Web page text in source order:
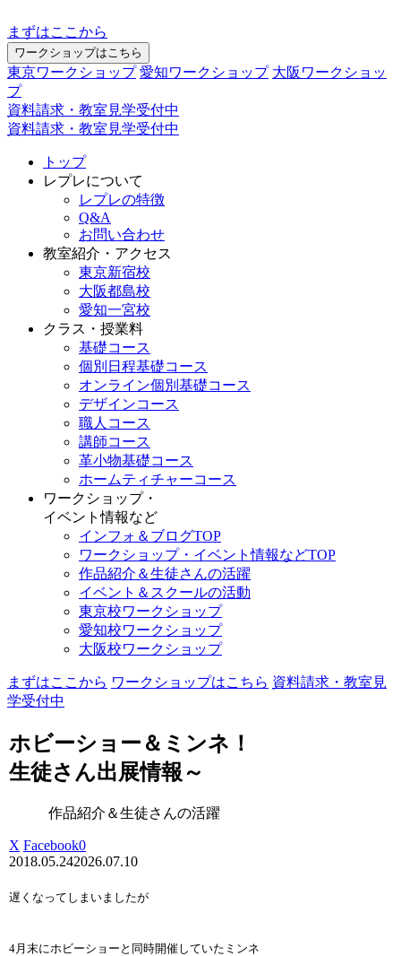
まずはここから
ワークショップはこちら
東京ワークショップ 愛知ワークショップ 大阪ワークショッ
プ
資料請求・教室見学受付中
資料請求・教室見学受付中
トップ
レプレについて
レプレの特徴
Q&A
お問い合わせ
教室紹介・アクセス
東京新宿校
大阪都島校
愛知一宮校
クラス・授業料
基礎コース
個別日程基礎コース
オンライン個別基礎コース
デザインコース
職人コース
講師コース
革小物基礎コース
ホームティチャーコース
ワークショップ・
イベント情報など
インフォ＆ブログTOP
ワークショップ・イベント情報などTOP
作品紹介＆生徒さんの活躍
イベント＆スクールの活動
東京校ワークショップ
愛知校ワークショップ
大阪校ワークショップ
まずはここから ワークショップはこちら 資料請求・教室見
学受付中
ホビーショー＆ミンネ！
生徒さん出展情報～
作品紹介＆生徒さんの活躍
X Facebook0
2018.05.242026.07.10
遅くなってしまいましたが
4月末にホビーショーと同時開催していたミンネ